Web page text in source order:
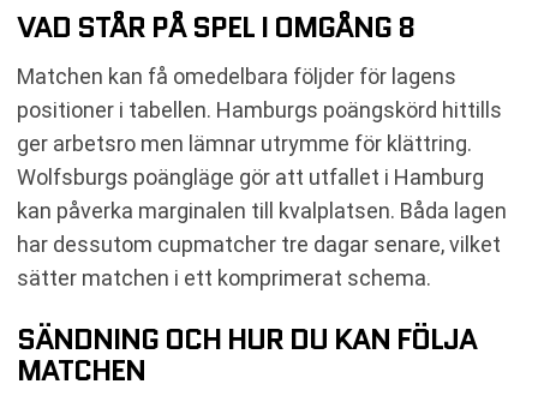
VAD STÅR PÅ SPEL I OMGÅNG 8
Matchen kan få omedelbara följder för lagens
positioner i tabellen. Hamburgs poängskörd hittills
ger arbetsro men lämnar utrymme för klättring.
Wolfsburgs poängläge gör att utfallet i Hamburg
kan påverka marginalen till kvalplatsen. Båda lagen
har dessutom cupmatcher tre dagar senare, vilket
sätter matchen i ett komprimerat schema.
SÄNDNING OCH HUR DU KAN FÖLJA
MATCHEN